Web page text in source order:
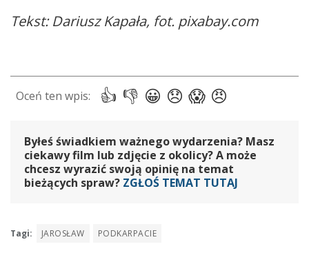
Tekst: Dariusz Kapała, fot. pixabay.com
Byłeś świadkiem ważnego wydarzenia? Masz
ciekawy film lub zdjęcie z okolicy? A może
chcesz wyrazić swoją opinię na temat
bieżących spraw? ZGŁOŚ TEMAT TUTAJ
Tagi: JAROSŁAW PODKARPACIE